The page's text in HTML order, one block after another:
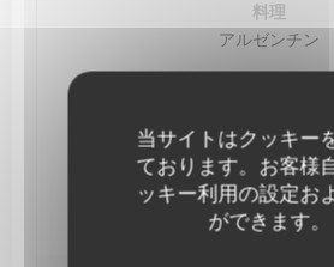
当サイトはクッキー
ております。お客様
ッキー利用の設定お
ができます。
料理
アルゼンチン
ご利用可能なお支払
タッチ決済 クレジットカード, 現
ーロカード /マスターカード, ビ